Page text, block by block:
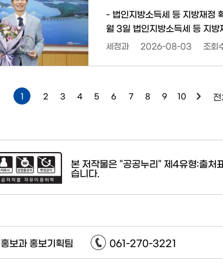
- 법인지방소득세 등 지방재정 확충 기여…
월 3일 법인지방소득세 등 지방
준철)에 감사패를 전달했다. 한국은행 목포본부는 전남 서남권 지역의 중소기업 자금 지원과
세정과 2026-08-03 조회
1 2 3 4 5 6 7 8 9 10 전
본 저작물은 "공공누리" 제4유형:출처
습니다.
홍보과 홍보기획팀 061-270-3221